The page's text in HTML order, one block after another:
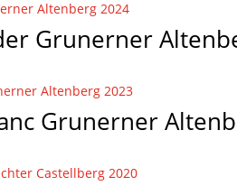
Grunerner
Grunerner